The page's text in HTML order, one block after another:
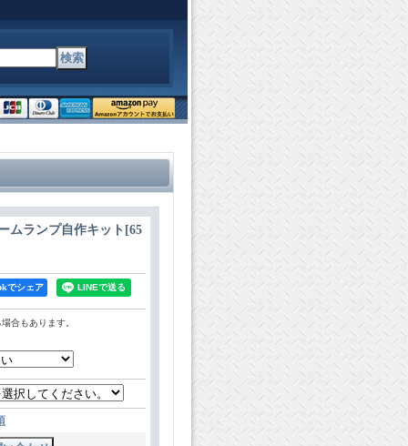
ムランプ自作キット [65
でシェア
合もあります。